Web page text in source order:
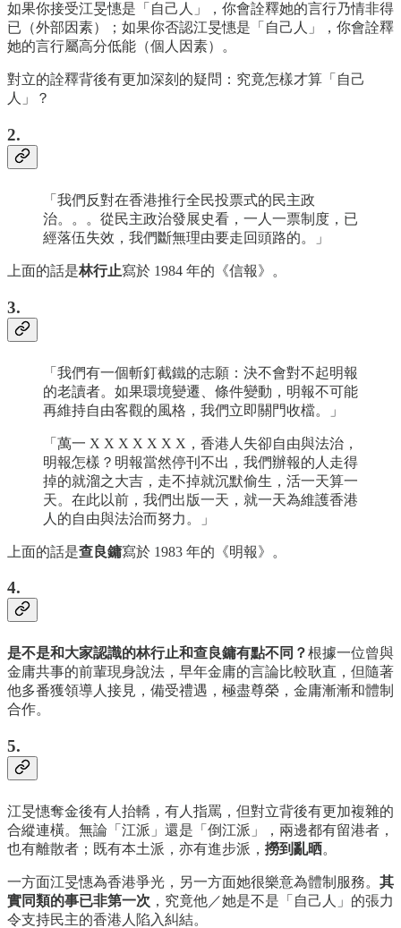
如果你接受江旻憓是「自己人」，你會詮釋她的言行乃情非得
已（外部因素）；如果你否認江旻憓是「自己人」，你會詮釋
她的言行屬高分低能（個人因素）。
對立的詮釋背後有更加深刻的疑問：究竟怎樣才算「自己
人」？
2.
「我們反對在香港推行全民投票式的民主政
治。。。從民主政治發展史看，一人一票制度，已
經落伍失效，我們斷無理由要走回頭路的。」
上面的話是林行止寫於 1984 年的《信報》。
3.
「我們有一個斬釘截鐵的志願：決不會對不起明報
的老讀者。如果環境變遷、條件變動，明報不可能
再維持自由客觀的風格，我們立即關門收檔。」
「萬一 X X X X X X X，香港人失卻自由與法治，
明報怎樣？明報當然停刊不出，我們辦報的人走得
掉的就溜之大吉，走不掉就沉默偷生，活一天算一
天。在此以前，我們出版一天，就一天為維護香港
人的自由與法治而努力。」
上面的話是查良鏞寫於 1983 年的《明報》。
4.
是不是和大家認識的林行止和查良鏞有點不同？根據一位曾與
金庸共事的前輩現身說法，早年金庸的言論比較耿直，但隨著
他多番獲領導人接見，備受禮遇，極盡尊榮，金庸漸漸和體制
合作。
5.
江旻憓奪金後有人抬轎，有人指罵，但對立背後有更加複雜的
合縱連橫。無論「江派」還是「倒江派」，兩邊都有留港者，
也有離散者；既有本土派，亦有進步派， 撈到亂晒。
一方面江旻憓為香港爭光，另一方面她很樂意為體制服務。 其
實同類的事已非第一次 ，究竟他／她是不是「自己人」的張力
令支持民主的香港人陷入糾結。